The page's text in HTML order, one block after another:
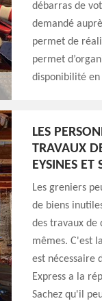
débarras de
demandé
permet de
permet
disponibilité
LES
TRAVAUX
EYSINES ET
Les greniers
de biens
des travaux de
mêmes. C'est
est nécessaire
Express a la
Sachez qu'il